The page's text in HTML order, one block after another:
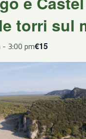
torri sul
- 3:00 pm€15